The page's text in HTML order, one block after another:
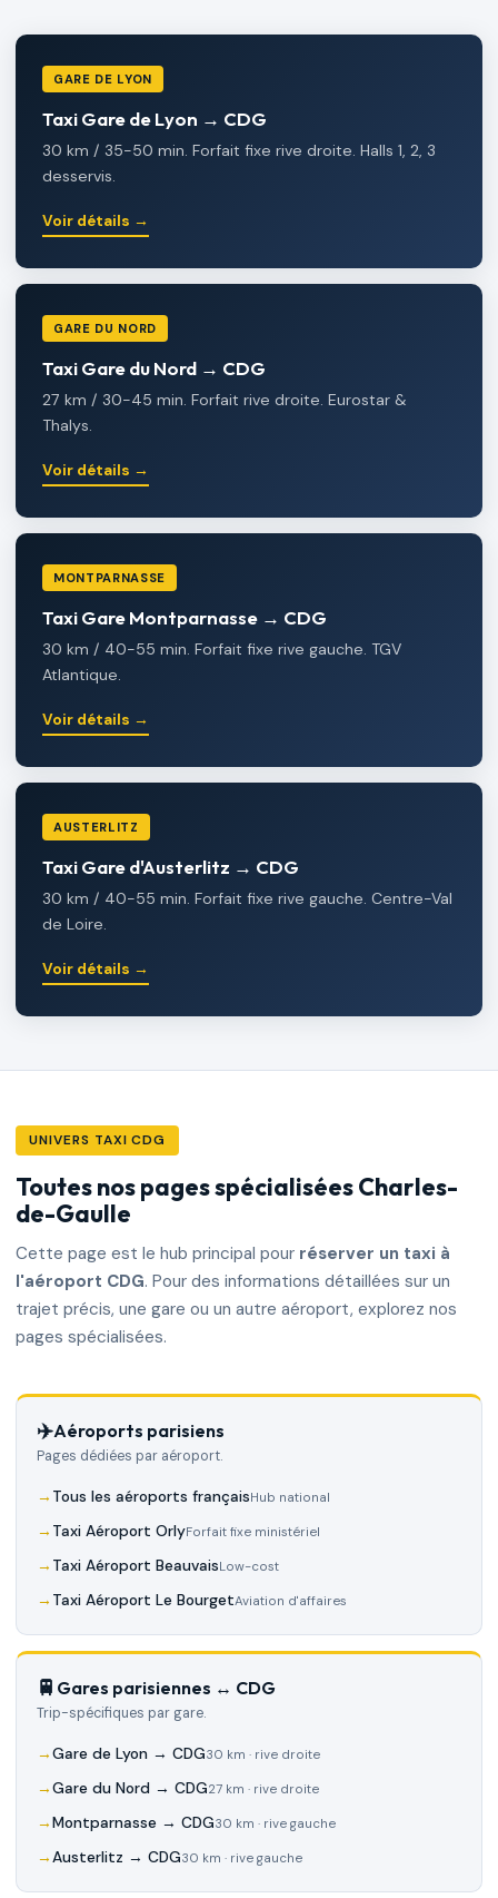
GARE DE LYON
Taxi Gare de Lyon → CDG
30 km / 35-50 min. Forfait fixe rive droite. Halls 1, 2, 3
desservis.
Voir détails →
GARE DU NORD
Taxi Gare du Nord → CDG
27 km / 30-45 min. Forfait rive droite. Eurostar &
Thalys.
Voir détails →
MONTPARNASSE
Taxi Gare Montparnasse → CDG
30 km / 40-55 min. Forfait fixe rive gauche. TGV
Atlantique.
Voir détails →
AUSTERLITZ
Taxi Gare d'Austerlitz → CDG
30 km / 40-55 min. Forfait fixe rive gauche. Centre-Val
de Loire.
Voir détails →
UNIVERS TAXI CDG
Toutes nos pages spécialisées Charles-
de-Gaulle
Cette page est le hub principal pour réserver un taxi à
l'aéroport CDG. Pour des informations détaillées sur un
trajet précis, une gare ou un autre aéroport, explorez nos
pages spécialisées.
✈️Aéroports parisiens
Pages dédiées par aéroport.
Tous les aéroports françaisHub national
Taxi Aéroport OrlyForfait fixe ministériel
Taxi Aéroport BeauvaisLow-cost
Taxi Aéroport Le BourgetAviation d'affaires
🚆 Gares parisiennes ↔ CDG
Trip-spécifiques par gare.
Gare de Lyon → CDG30 km · rive droite
Gare du Nord → CDG27 km · rive droite
Montparnasse → CDG30 km · rive gauche
Austerlitz → CDG30 km · rive gauche